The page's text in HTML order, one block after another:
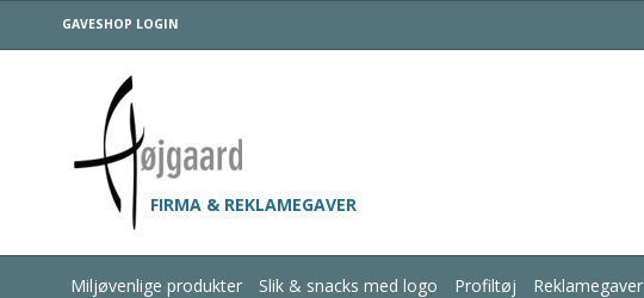
GAVESHOP LOGIN
FIRMA & REKLAMEGAVER
Miljøvenlige produkter Slik & snacks med logo Profiltøj Reklamegaver